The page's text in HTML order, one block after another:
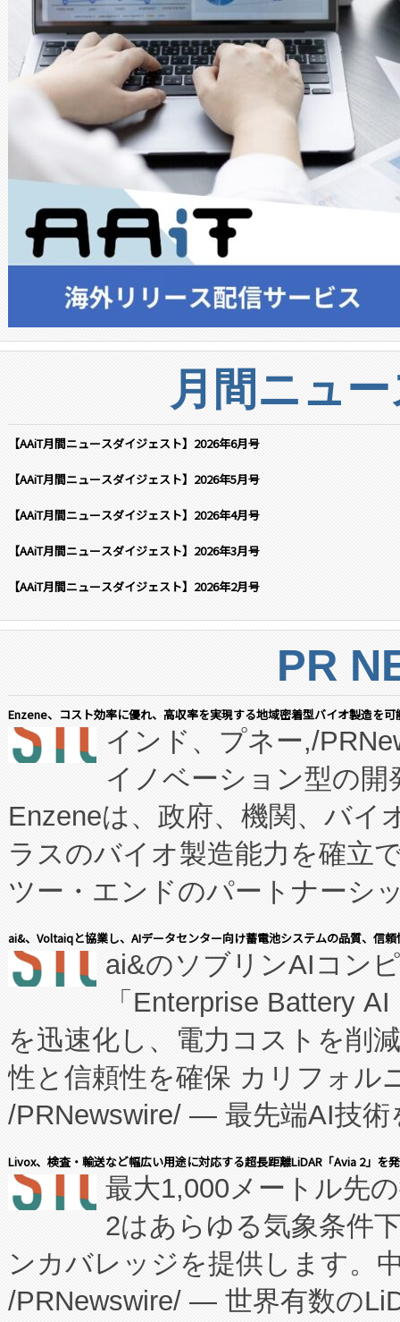
月間ニュ
【AAiT月間ニュースダイジェスト】2026年6月号
【AAiT月間ニュースダイジェスト】2026年5月号
【AAiT月間ニュースダイジェスト】2026年4月号
【AAiT月間ニュースダイジェスト】2026年3月号
【AAiT月間ニュースダイジェスト】2026年2月号
PR
Enzene、コスト効率に優れ、高収率を実現する地域密着型バイオ製造を
インド、プネー,/
イノベーション型の
Enzeneは、政府、機関、バイ
ラスのバイオ製造能力を確立
ツー・エンドのパートナーシ
表しました。 同社の実績ある
manufacturing™ (FCCM™) プ
たNeXは、バイオ医薬品製造
従来のフェッドバッチ施設の
に、患者やサプライチェーン
キー方式で拡張性が高く、持
す。FCCM‑を活用した現地生
患者にとっての費用負担を大
のアクセスを大幅に拡大する
Fully-Connected Continuous
プログラムには、施設設計・
ai&、Voltaiqと協業し、AIデータセンター向け蓄電池システムの品質、信
ai&のソブリンAIコン
「Enterprise Battery
を迅速化し、電力コストを削
性と信頼性を確保 カリフォル
/PRNewswire/ — 最先端AI技術
会社エーアイ・アンド：本社
President原信平）と、エンタ
ードするVoltaiqは、日本にあ
ーエネルギー貯蔵システム（
た。 Voltaiq独自のAI搭載プラ
Livox、検査・輸送など幅広い用途に対応する超長距離LiDAR「Avia 2」を
最大1,000メートル先
2はあらゆる気象条件
ンカバレッジを提供します。
/PRNewswire/ — 世界有数の